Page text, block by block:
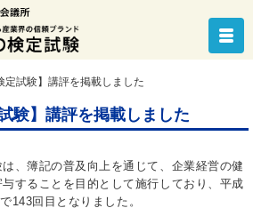
定試験】講評を掲載しました
験】講評を掲載しました
、簿記の普及向上を通じて、企業経営の健
することを目的として施行しており、平成
143回目となりました。